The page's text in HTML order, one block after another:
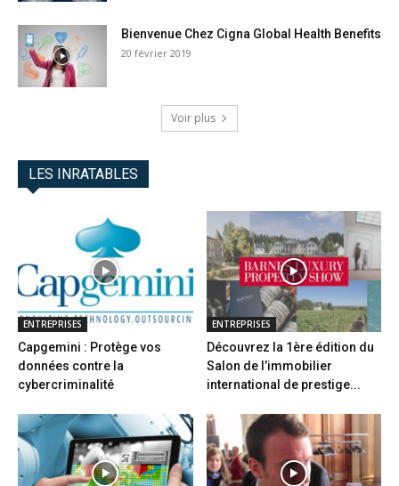
Bienvenue Chez Cigna Global Health Benefits
20 février 2019
Voir plus
LES INRATABLES
ENTREPRISES
Capgemini : Protège vos
données contre la
cybercriminalité
ENTREPRISES
Découvrez la 1ère édition du
Salon de l’immobilier
international de prestige...